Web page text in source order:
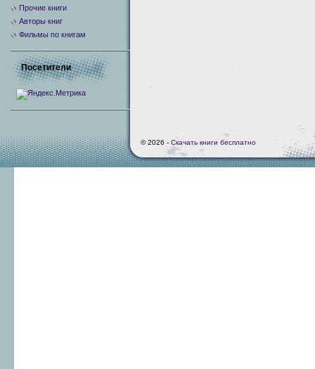
Прочие книги
Авторы книг
Фильмы по книгам
Посетители
© 2026 - Скачать книги бесплатно